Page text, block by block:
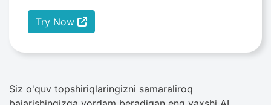
Try Now
Siz o'quv topshiriqlaringizni samaraliroq